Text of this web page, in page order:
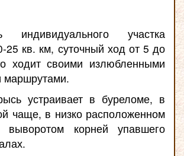
индивидуального участка
25 кв. км, суточный ход от 5 до
ходит своими излюбленными
маршрутами.
устраивает в буреломе, в
чаще, в низко расположенном
корней упавшего